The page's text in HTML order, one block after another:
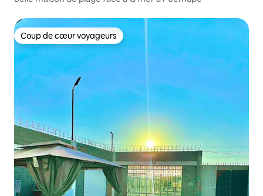
Coup de cœur voyageurs
Coup de cœur voyageurs